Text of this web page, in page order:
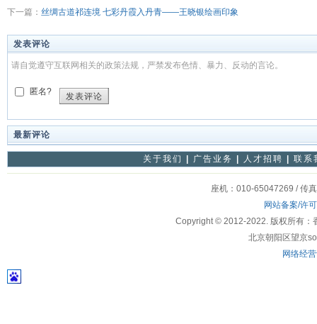
下一篇： 丝绸古道祁连境 七彩丹霞入丹青——王晓银绘画印象
发表评论
请自觉遵守互联网相关的政策法规，严禁发布色情、暴力、反动的言论。
匿名?
发表评论
最新评论
关于我们 广告业务 人才招聘 联系
座机：010-65047269 / 传
网站备案/许
Copyright © 2012-2022. 版权所有：
北京朝阳区望京
网络经